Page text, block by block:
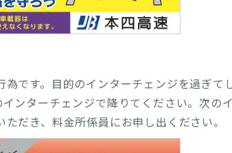
です。目的のインターチェンジを過ぎて
ンターチェンジで降りてください。次の
だき、料金所係員にお申し出ください。